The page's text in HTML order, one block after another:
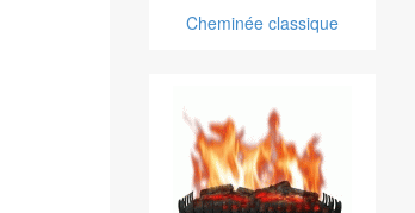
Cheminée classique